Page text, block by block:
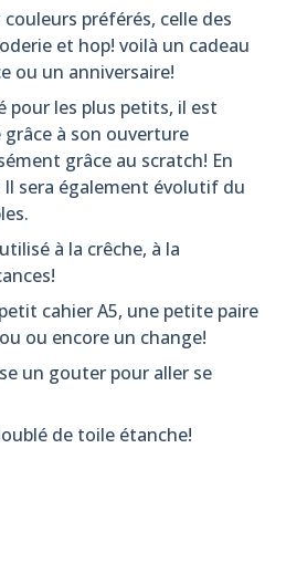
préférés, celle des
et hop! voilà un cadeau
ou un anniversaire!
pour les plus petits, il est
à son ouverture
grâce au scratch! En
sera également évolutif du
à la crêche, à la
cahier A5, une petite paire
ou encore un change!
un gouter pour aller se
de toile étanche!